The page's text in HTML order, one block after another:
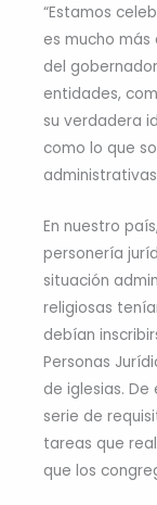
“Estamos
es mucho
del
entidades,
su verdadera
como lo que
En nuestro
personería
situación
religiosas
debían
Personas
de iglesias.
serie de
tareas que
que los